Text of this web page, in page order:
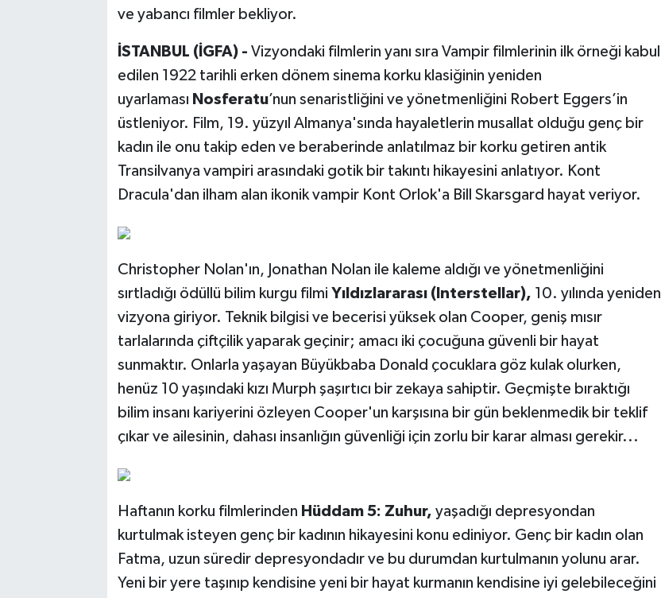
ve yabancı filmler bekliyor.
İSTANBUL (İGFA) - Vizyondaki filmlerin yanı sıra Vampir filmlerinin ilk örneği kabul
edilen 1922 tarihli erken dönem sinema korku klasiğinin yeniden
uyarlaması Nosferatu’nun senaristliğini ve yönetmenliğini Robert Eggers’in
üstleniyor. Film, 19. yüzyıl Almanya'sında hayaletlerin musallat olduğu genç bir
kadın ile onu takip eden ve beraberinde anlatılmaz bir korku getiren antik
Transilvanya vampiri arasındaki gotik bir takıntı hikayesini anlatıyor. Kont
Dracula'dan ilham alan ikonik vampir Kont Orlok'a Bill Skarsgard hayat veriyor.
Christopher Nolan'ın, Jonathan Nolan ile kaleme aldığı ve yönetmenliğini
sırtladığı ödüllü bilim kurgu filmi Yıldızlararası (Interstellar), 10. yılında yeniden
vizyona giriyor. Teknik bilgisi ve becerisi yüksek olan Cooper, geniş mısır
tarlalarında çiftçilik yaparak geçinir; amacı iki çocuğuna güvenli bir hayat
sunmaktır. Onlarla yaşayan Büyükbaba Donald çocuklara göz kulak olurken,
henüz 10 yaşındaki kızı Murph şaşırtıcı bir zekaya sahiptir. Geçmişte bıraktığı
bilim insanı kariyerini özleyen Cooper'un karşısına bir gün beklenmedik bir teklif
çıkar ve ailesinin, dahası insanlığın güvenliği için zorlu bir karar alması gerekir...
Haftanın korku filmlerinden Hüddam 5: Zuhur, yaşadığı depresyondan
kurtulmak isteyen genç bir kadının hikayesini konu ediniyor. Genç bir kadın olan
Fatma, uzun süredir depresyondadır ve bu durumdan kurtulmanın yolunu arar.
Yeni bir yere taşınıp kendisine yeni bir hayat kurmanın kendisine iyi gelebileceğini